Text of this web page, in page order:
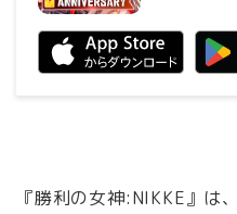
『勝利の女神:NIKKE』は